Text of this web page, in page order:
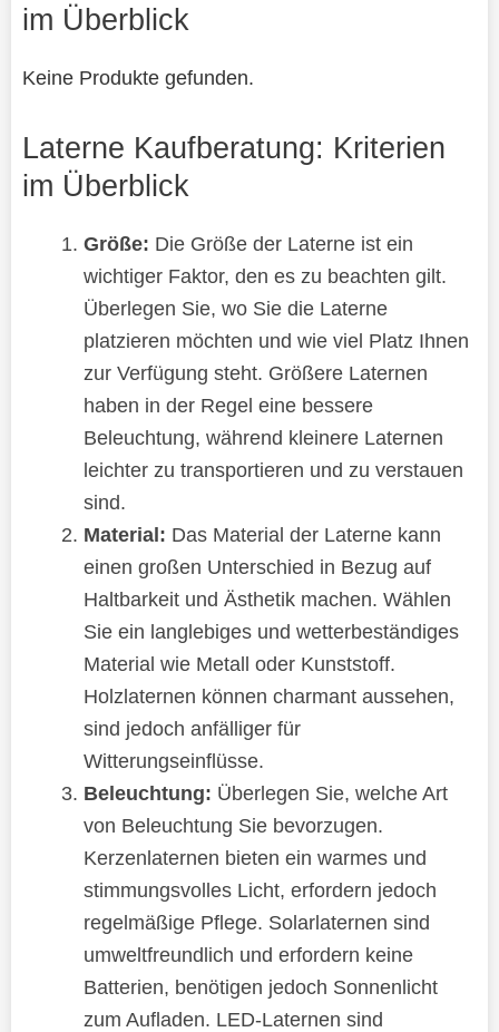
im Überblick
Keine Produkte gefunden.
Laterne Kaufberatung: Kriterien
im Überblick
Größe: Die Größe der Laterne ist ein
wichtiger Faktor, den es zu beachten gilt.
Überlegen Sie, wo Sie die Laterne
platzieren möchten und wie viel Platz Ihnen
zur Verfügung steht. Größere Laternen
haben in der Regel eine bessere
Beleuchtung, während kleinere Laternen
leichter zu transportieren und zu verstauen
sind.
Material: Das Material der Laterne kann
einen großen Unterschied in Bezug auf
Haltbarkeit und Ästhetik machen. Wählen
Sie ein langlebiges und wetterbeständiges
Material wie Metall oder Kunststoff.
Holzlaternen können charmant aussehen,
sind jedoch anfälliger für
Witterungseinflüsse.
Beleuchtung: Überlegen Sie, welche Art
von Beleuchtung Sie bevorzugen.
Kerzenlaternen bieten ein warmes und
stimmungsvolles Licht, erfordern jedoch
regelmäßige Pflege. Solarlaternen sind
umweltfreundlich und erfordern keine
Batterien, benötigen jedoch Sonnenlicht
zum Aufladen. LED-Laternen sind